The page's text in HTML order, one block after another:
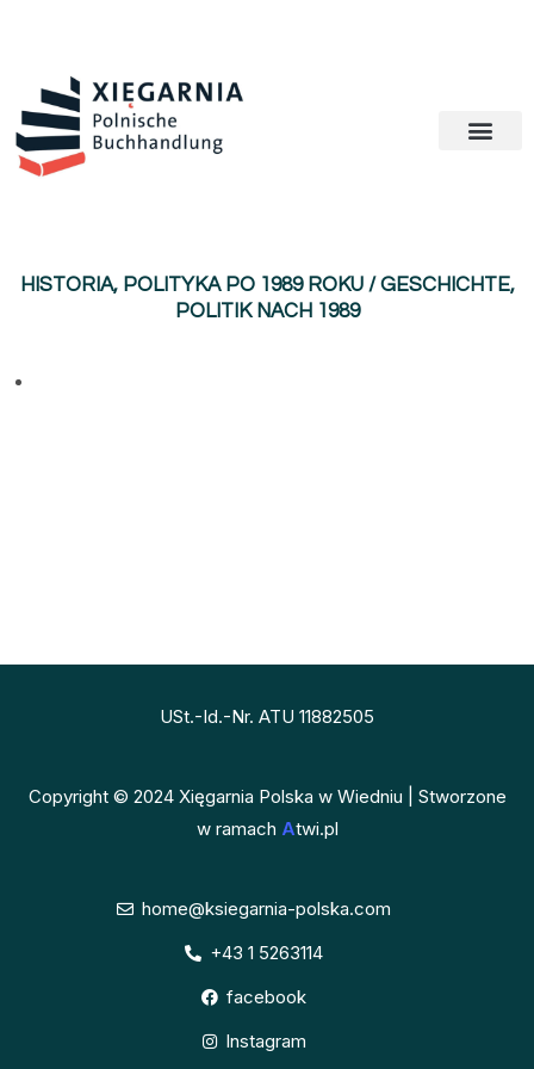
HISTORIA, POLITYKA PO 1989 ROKU / GESCHICHTE,
POLITIK NACH 1989
USt.-Id.-Nr. ATU 11882505
Copyright © 2024 Xięgarnia Polska w Wiedniu | Stworzone
w ramach Atwi.pl
home@ksiegarnia-polska.com
+43 1 5263114
facebook
Instagram